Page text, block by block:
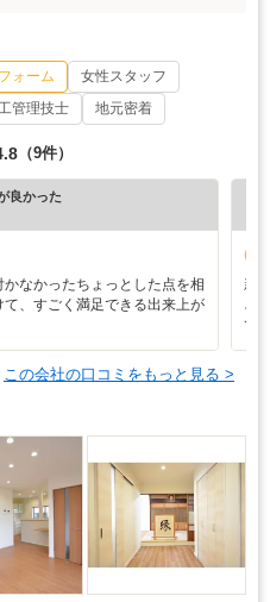
ォーム
女性スタッフ
管理技士 地元密着
（9件）
良かった
なかったちょっとした点を相
、すごく満足できる出来上が
新
ざ
て
この会社の口コミをもっと見る >